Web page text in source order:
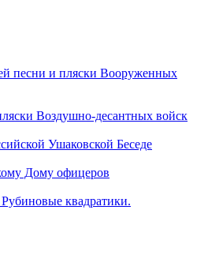
песни и пляски Вооруженных
Воздушно-десантных войск
Ушаковской Беседе
Дому офицеров
квадратики.